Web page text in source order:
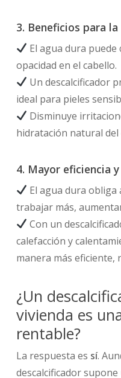
3. Beneficios para
El agua dura puede
opacidad en el cabello.
Un descalcificador
ideal para pieles
Disminuye
hidratación natural del
4. Mayor eficiencia
El agua dura obliga
trabajar más,
Con un
calefacción y
manera más eficiente,
¿Un
vivienda es
rentable?
La respuesta es sí.
descalcificador